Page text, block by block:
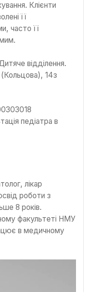
Клієнти
її
часто її
відділення.
14з
педіатра в
лікар
роботи з
8 років.
факультеті НМУ
в медичному